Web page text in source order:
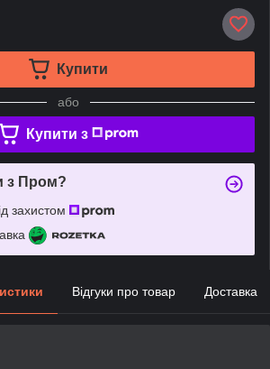
Купити
або
Купити з
з Пром?
захистом
Відгуки про товар Доставка